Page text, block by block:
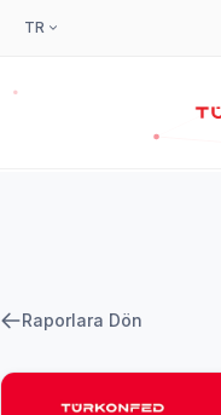
TR
Raporlara Dön